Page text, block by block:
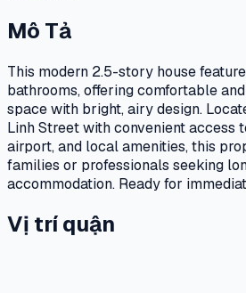
Mô Tả
This modern 2.5-story house
bathrooms, offering comfortable
space with bright, airy design.
Linh Street with convenient access
airport, and local amenities, this
families or professionals seeking
accommodation. Ready for
Vị trí quận